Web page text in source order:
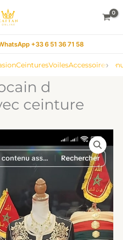
+33 6 51 36 71 58
CeinturesVoilesAccessoires
›
d
ceinture